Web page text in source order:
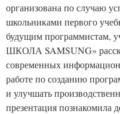
организована по случаю
школьниками первого
будущим программистам,
ШКОЛА SAMSUNG»
современных
работе по созданию
и улучшать
презентация познакомила